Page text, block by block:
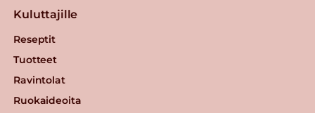
Kuluttajille
Reseptit
Tuotteet
Ravintolat
Ruokaideoita